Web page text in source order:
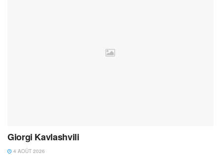
Giorgi Kavlashvili
4 AOÛT 2026